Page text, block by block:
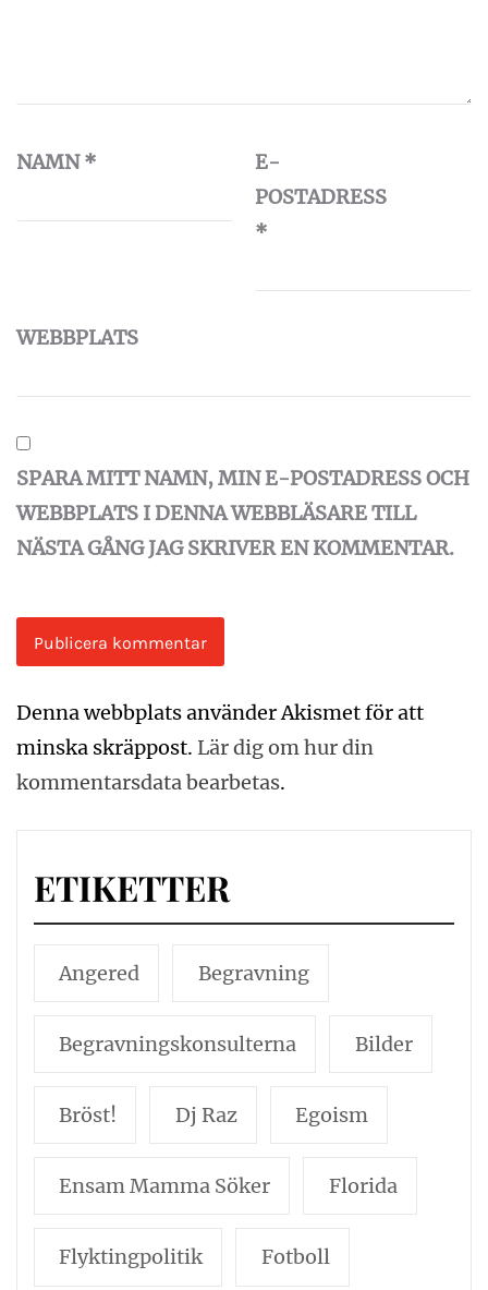
NAMN*
E-
POSTADRESS
*
WEBBPLATS
SPARA MITT NAMN, MIN E-POSTADRESS OCH
WEBBPLATS I DENNA WEBBLÄSARE TILL
NÄSTA GÅNG JAG SKRIVER EN KOMMENTAR.
Denna webbplats använder Akismet för att
minska skräppost. Lär dig om hur din
kommentarsdata bearbetas.
ETIKETTER
Angered Begravning
Begravningskonsulterna Bilder
Bröst! Dj Raz Egoism
Ensam Mamma Söker Florida
Flyktingpolitik Fotboll